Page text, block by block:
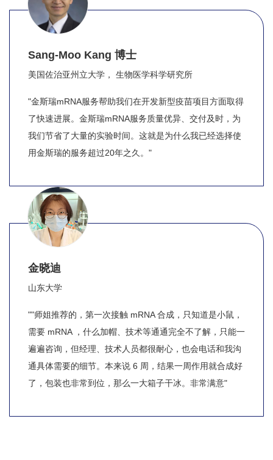
Sang-Moo Kang 博士
美国佐治亚州立大学， 生物医学科学研究所
"金斯瑞mRNA服务帮助我们在开发新型疫苗项目方面取得
了快速进展。金斯瑞mRNA服务质量优异、交付及时，为
我们节省了大量的实验时间。这就是为什么我已经选择使
用金斯瑞的服务超过20年之久。"
金晓迪
山东大学
""师姐推荐的，第一次接触 mRNA 合成，只知道是小鼠，
需要 mRNA ，什么加帽、技术等通通完全不了解，只能一
遍遍咨询，但经理、技术人员都很耐心，也会电话和我沟
通具体需要的细节。本来说 6 周，结果一周作用就合成好
了，包装也非常到位，那么一大箱子干冰。非常满意"